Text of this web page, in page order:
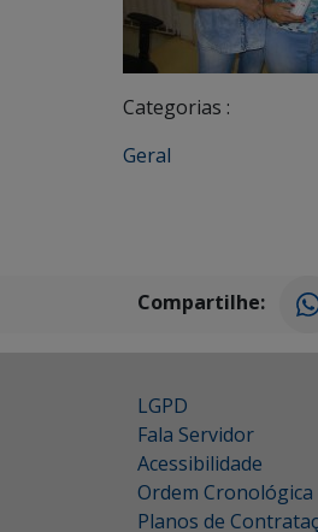
Categorias :
Geral
Compartilhe:
LGPD
Fala Servidor
Acessibilidade
Ordem
Planos de